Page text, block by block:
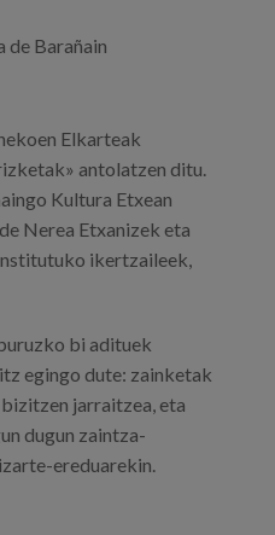
de Barañain
Elkarteak
antolatzen ditu.
Kultura Etxean
Nerea Etxanizek eta
ikertzaileek,
bi adituek
egingo dute: zainketak
jarraitzea, eta
dugun zaintza-
ereduarekin.